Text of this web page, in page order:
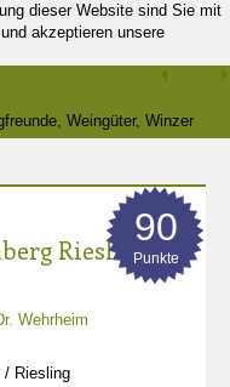
dieser Website sind Sie mit
akzeptieren unsere
Weingüter, Winzer
Riesling
Wehrheim
/ Riesling
90
Punkte